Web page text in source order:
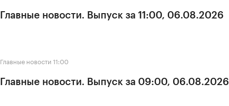
Главные новости. Выпуск за 11:00, 06.08.2026
Главные новости 11:00
Главные новости. Выпуск за 09:00, 06.08.2026